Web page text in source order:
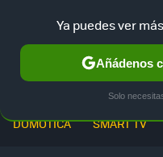
DOMÓTICA SMART TV
Ya puedes ver
Añádenos
Solo